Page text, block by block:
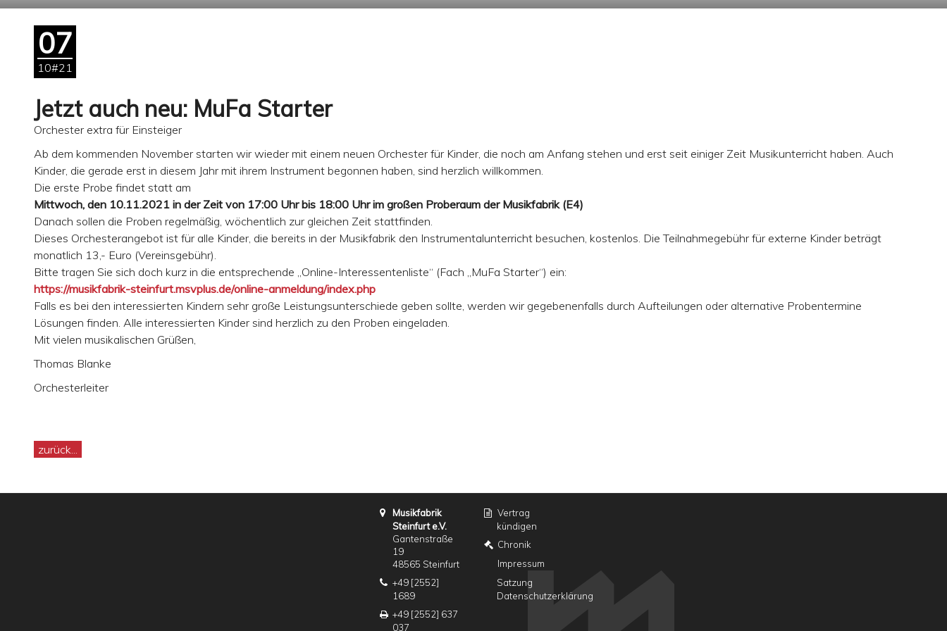
07
10#21
Jetzt auch neu: MuFa Starter
Orchester extra für Einsteiger
Ab dem kommenden November starten wir wieder mit einem neuen Orchester für Kinder, die noch am Anfang stehen und erst seit einiger Zeit Musikunterricht haben. Auch
Kinder, die gerade erst in diesem Jahr mit ihrem Instrument begonnen haben, sind herzlich willkommen.
Die erste Probe findet statt am
Mittwoch, den 10.11.2021 in der Zeit von 17:00 Uhr bis 18:00 Uhr im großen Proberaum der Musikfabrik (E4)
Danach sollen die Proben regelmäßig, wöchentlich zur gleichen Zeit stattfinden.
Dieses Orchesterangebot ist für alle Kinder, die bereits in der Musikfabrik den Instrumentalunterricht besuchen, kostenlos. Die Teilnahmegebühr für externe Kinder beträgt
monatlich 13,- Euro (Vereinsgebühr).
Bitte tragen Sie sich doch kurz in die entsprechende „Online-Interessentenliste“ (Fach „MuFa Starter“) ein:
https://musikfabrik-steinfurt.msvplus.de/online-anmeldung/index.php
Falls es bei den interessierten Kindern sehr große Leistungsunterschiede geben sollte, werden wir gegebenenfalls durch Aufteilungen oder alternative Probentermine
Lösungen finden. Alle interessierten Kinder sind herzlich zu den Proben eingeladen.
Mit vielen musikalischen Grüßen,
Thomas Blanke
Orchesterleiter
zurück...
Musikfabrik
Steinfurt e.V.
Gantenstraße
19
48565 Steinfurt
+49 [2552]
1689
+49 [2552] 637
037
Vertrag
kündigen
Chronik
Impressum
Satzung
Datenschutzerklärung